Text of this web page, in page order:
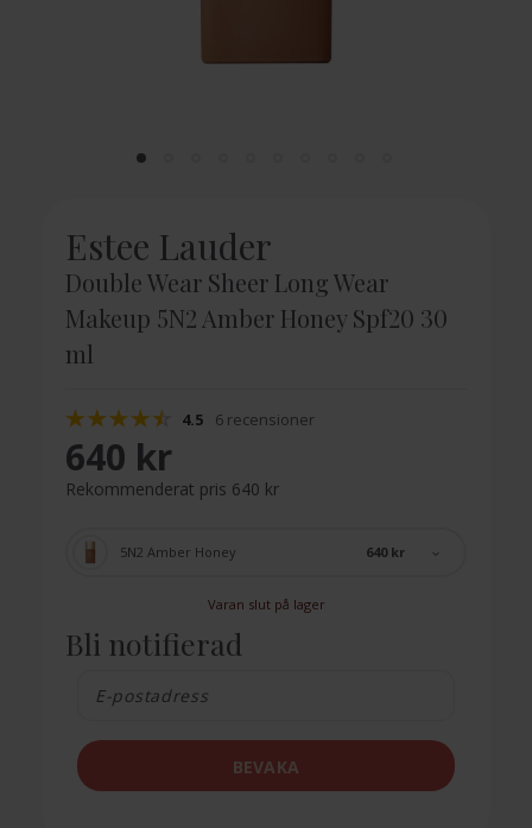
Estee Lauder
Double Wear Sheer Long Wear
Makeup 5N2 Amber Honey Spf20 30
ml
4.5 6 recensioner
640 kr
Rekommenderat pris 640 kr
640 kr
5N2 Amber Honey
Varan slut på lager
Bli notifierad
BEVAKA